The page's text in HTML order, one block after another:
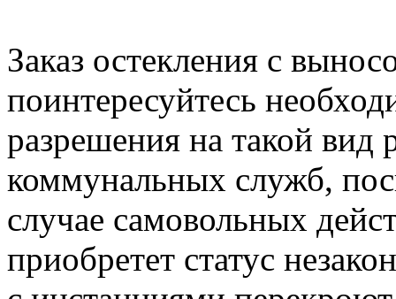
Заказ остекления с
поинтересуйтесь
разрешения на такой
коммунальных служб,
случае самовольных
приобретет статус